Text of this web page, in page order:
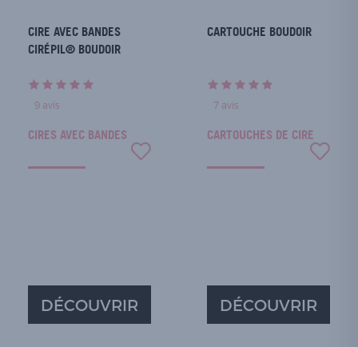
CIRE AVEC BANDES
CIRÉPIL® BOUDOIR
9 avis
CIRES AVEC BANDES
DÉCOUVRIR
CARTOUCHE BOUDOIR
7 avis
CARTOUCHES DE CIRE
DÉCOUVRIR